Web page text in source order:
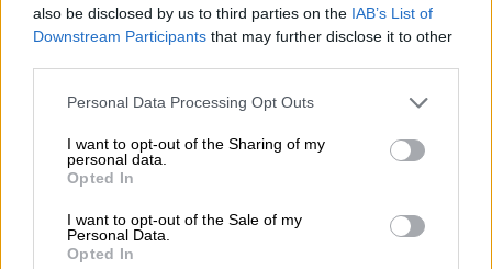
also be disclosed by us to third parties on the IAB’s List of
Downstream Participants that may further disclose it to other
Please note that this website/app uses one or more Google
not limited to your visit or usage behaviour. You may click to
grant or deny consent to Google and its third-party tags to
use your data for below specified purposes in below Google
consent section.
Personal Data Processing Opt Outs
I want to opt-out of the Sharing of my
personal data.
Opted In
I want to opt-out of the Sale of my
Personal Data.
Opted In
Ψυχάρα η Αγγλία! Έκανε το απόλυτο στα
πέναλτι και πέρασε στα ημιτελικά του
Euro 2024
H Aγγλία επικράτησε της Ελβετίας στα
πέναλτι και πήρε το εισιτήριο για τα
ημιτελικά για δεύτερο σερί Euro